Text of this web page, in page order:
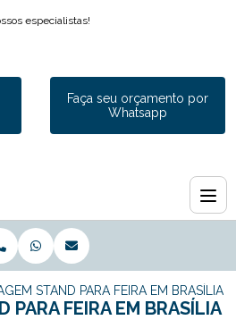
especialistas!
Faça seu orçamento por
Whatsapp
STAND PARA FEIRA EM BRASÍLIA
PARA FEIRA EM BRASÍLIA